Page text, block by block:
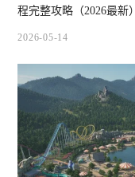
程完整攻略（2026最新）
2026-05-14